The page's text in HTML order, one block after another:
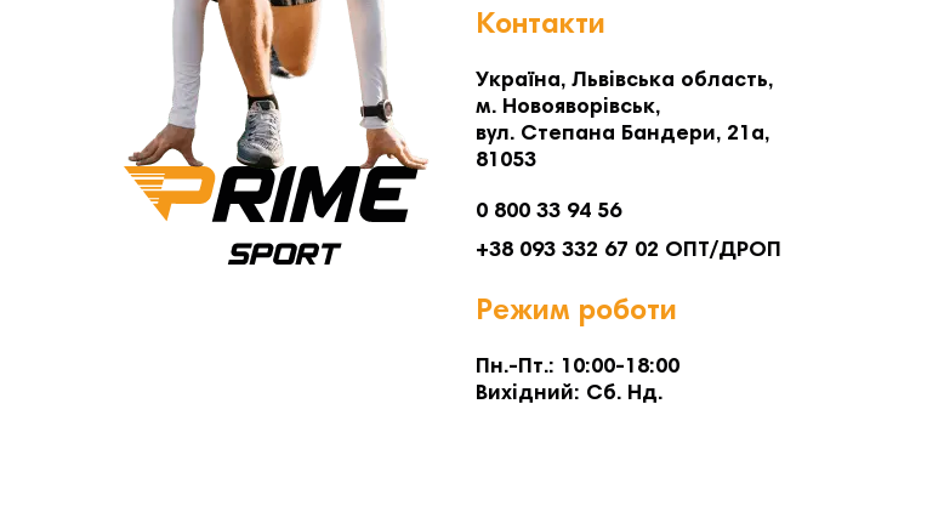
Контакти
Україна, Львівська область,
м. Новояворівськ,
вул. Степана Бандери, 21а,
81053
0 800 33 94 56
+38 093 332 67 02 ОПТ/ДРОП
Режим роботи
Пн.-Пт.: 10:00-18:00
Вихідний: Сб. Нд.